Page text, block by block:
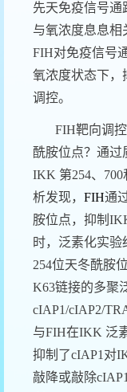
先天免疫信号通
与氧浓度息息相
FIH对免疫信号
氧浓度状态下，
调控。
FIH靶向调控
酰胺位点？通过
IKK 第254、 700
析发现， FIH通
胺位点，抑制
时，泛素化实验
254位天冬酰胺
K63链接的多聚
cIAP1/cIAP2/
与FIH在IKK 泛
抑制了cIAP1对
敲降或敲除